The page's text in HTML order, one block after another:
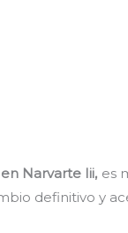
Narvarte Iii, es
definitivo y